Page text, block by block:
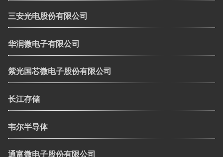
三安光电股份有限公司
华润微电子有限公司
紫光国芯微电子股份有限公司
长江存储
韦尔半导体
通富微电子股份有限公司